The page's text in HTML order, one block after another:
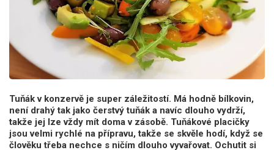
Tuňák v konzervě je super záležitostí. Má hodně bílkovin,
není drahý tak jako čerstvý tuňák a navíc dlouho vydrží,
takže jej lze vždy mít doma v zásobě. Tuňákové placičky
jsou velmi rychlé na přípravu, takže se skvěle hodí, když se
člověku třeba nechce s ničím dlouho vyvařovat. Ochutit si